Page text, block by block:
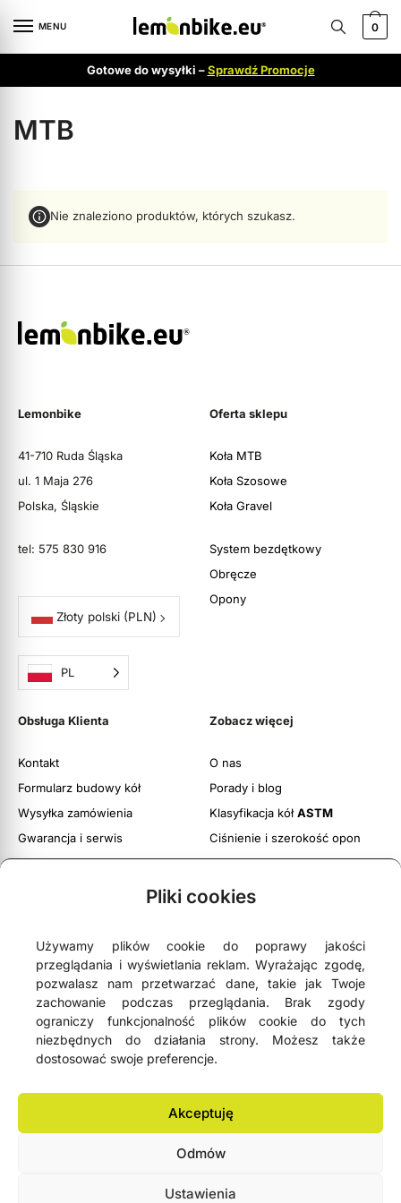
Pliki cookies
Używamy plików cookie do poprawy jakości
przeglądania i wyświetlania reklam. Wyrażając zgodę,
pozwalasz nam przetwarzać dane, takie jak Twoje
zachowanie podczas przeglądania. Brak zgody
ograniczy funkcjonalność plików cookie do tych
niezbędnych do działania strony. Możesz także
dostosować swoje preferencje.
Akceptuję
Odmów
Ustawienia
MENU 0
Gotowe do wysyłki –Sprawdź Promocje
MTB
Nie znaleziono produktów, których szukasz.
Lemonbike
41-710 Ruda Śląska
ul. 1 Maja 276
Polska, Śląskie
tel: 575 830 916
Złoty polski (PLN)
PL
Oferta sklepu
Koła MTB
Koła Szosowe
Koła Gravel
System bezdętkowy
Obręcze
Opony
Obsługa Klienta
Kontakt
Formularz budowy kół
Wysyłka zamówienia
Gwarancja i serwis
Obsługa zwrotów
Zobacz więcej
O nas
Porady i blog
Klasyfikacja kółASTM
Ciśnienie i szerokość opon
Regulamin witryny
 4,9- na podstawie75 opinii Google